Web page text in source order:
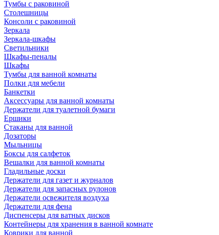
Тумбы с раковиной
Столешницы
Консоли с раковиной
Зеркала
Зеркала-шкафы
Светильники
Шкафы-пеналы
Шкафы
Тумбы для ванной комнаты
Полки для мебели
Банкетки
Аксессуары для ванной комнаты
Держатели для туалетной бумаги
Ершики
Стаканы для ванной
Дозаторы
Мыльницы
Боксы для салфеток
Вешалки для ванной комнаты
Гладильные доски
Держатели для газет и журналов
Держатели для запасных рулонов
Держатели освежителя воздуха
Держатели для фена
Диспенсеры для ватных дисков
Контейнеры для хранения в ванной комнате
Коврики для ванной